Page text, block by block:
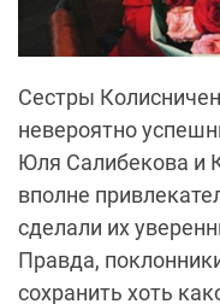
Сестры
невероятно
Юля Салибекова и
вполне
сделали их
Правда,
сохранить хоть